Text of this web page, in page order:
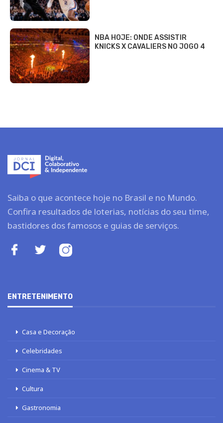
NBA HOJE: ONDE ASSISTIR
KNICKS X CAVALIERS NO JOGO 4
Saiba o que acontece hoje no Brasil e no Mundo.
Confira resultados de loterias, notícias do seu time,
bastidores dos famosos e guias de serviços.
ENTRETENIMENTO
Casa e Decoração
Celebridades
Cinema & TV
Cultura
Gastronomia